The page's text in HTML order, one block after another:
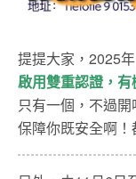
提提大家， 2025
啟用雙重認證，
只有一個，不過
保障你既安全啊！